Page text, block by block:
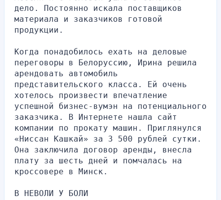
дело. Постоянно искала поставщиков
материала и заказчиков готовой
продукции.
Когда понадобилось ехать на деловые
переговоры в Белоруссию, Ирина решила
арендовать автомобиль
представительского класса. Ей очень
хотелось произвести впечатление
успешной бизнес-вумэн на потенциального
заказчика. В Интернете нашла сайт
компании по прокату машин. Приглянулся
«Ниссан Кашкай» за 3 500 рублей сутки.
Она заключила договор аренды, внесла
плату за шесть дней и помчалась на
кроссовере в Минск.
В НЕВОЛИ У БОЛИ